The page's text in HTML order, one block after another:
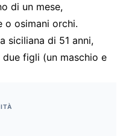
di un mese,
o osimani orchi.
siciliana di 51 anni,
figli (un maschio e